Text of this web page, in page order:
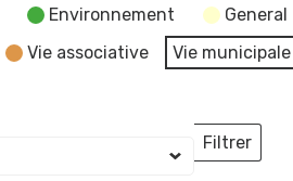
Environnement
General
Vie associative
Vie municipale
Filtrer
Lieux